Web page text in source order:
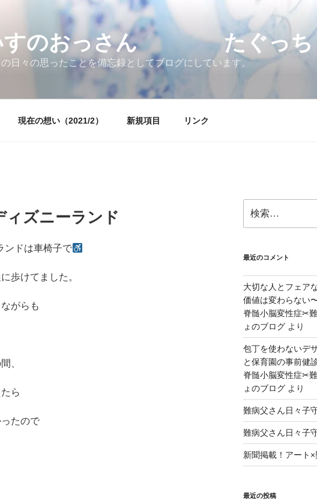
すのおっさん たぐっち
日々の思ったことを備忘録としてブログにしています。
現在の想い（2021/2） 新規項目 リンク
ィズニーランド
ンドは車椅子で
歩けてました。
がらも
、
ら
たので
索:
最近のコメント
大切な人とフェア
価値は変わらない
脊髄小脳変性症✂︎
ょのブログより
包丁を使わないデ
と保育園の事前健
脊髄小脳変性症✂︎
ょのブログより
難病父さん日々子守
難病父さん日々子守
新聞掲載！アート
最近の投稿